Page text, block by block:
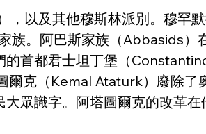
以及其他穆斯林派別。穆罕默
。阿巴斯家族（Abbasids）
首都君士坦丁堡（
克（Kemal Ataturk）廢除
眾識字。阿塔圖爾克的改革